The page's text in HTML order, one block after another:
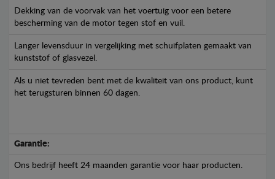
Dekking van de voorvak van het voertuig voor een betere
bescherming van de motor tegen stof en vuil.
Langer levensduur in vergelijking met schuifplaten gemaakt van
kunststof of glasvezel.
Als u niet tevreden bent met de kwaliteit van ons product, kunt
het terugsturen binnen 60 dagen.
Garantie:
Ons bedrijf heeft 24 maanden garantie voor haar producten.